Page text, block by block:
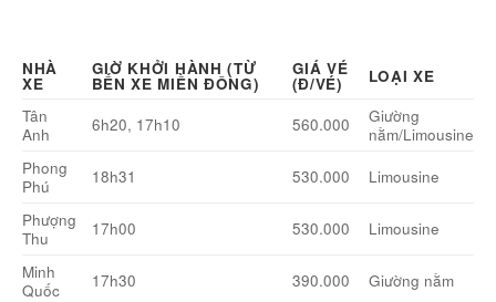
NHÀ
XE
GIỜ KHỞI HÀNH (TỪ
BẾN XE MIỀN ĐÔNG)
GIÁ VÉ
(Đ/VÉ)
LOẠI XE
Tân
Anh
6h20, 17h10 560.000
Giường
nằm/Limousine
Phong
Phú
18h31 530.000 Limousine
Phượng
Thu
17h00 530.000 Limousine
Minh
Quốc
17h30 390.000 Giường nằm